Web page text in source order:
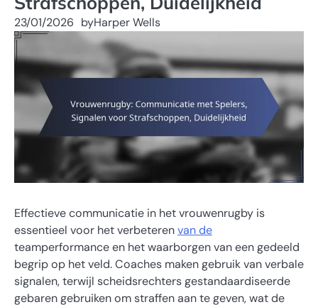
23/01/2026 byHarper Wells
Effectieve communicatie in het vrouwenrugby is
essentieel voor het verbeterenvan de
teamperformance en het waarborgen van een gedeeld
begrip op het veld. Coaches maken gebruik van verbale
signalen, terwijl scheidsrechters gestandaardiseerde
gebaren gebruiken om straffen aan te geven, wat de